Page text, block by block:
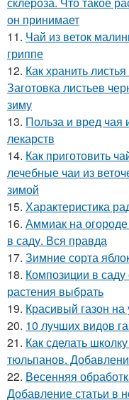
он принимает
11. Чай из веток
гриппе
12. Как хранить
Заготовка листьев
зиму
13. Польза и вред чая
лекарств
14. Как приготовить
лечебные чаи из
зимой
15. Характеристика
16. Аммиак на
в саду. Вся правда
17. Зимние сорта
18. Композиции в
растения выбрать
19. Красивый газон на
20. 10 лучших видов
21. Как сделать
тюльпанов.
22. Весенняя
Добавление статьи в